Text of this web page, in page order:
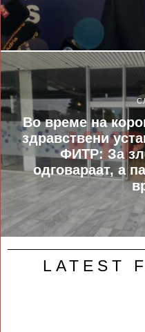
Во време на
здравствени
ФИТР: За
одговараат, а
LATEST